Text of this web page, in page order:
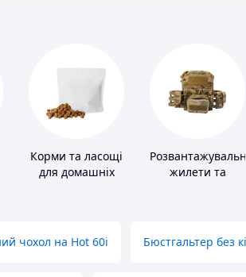
Корми та ласощі
для домашніх
Розвантажувальні
жилети та
чохол на Hot 60i Бюстгальтер без